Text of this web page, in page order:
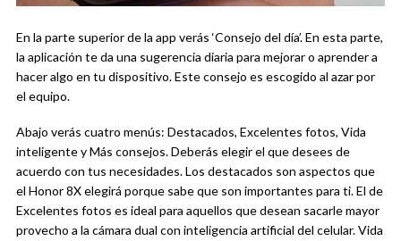
En la parte superior de la app verás ‘Consejo del día’. En esta parte,
la aplicación te da una sugerencia diaria para mejorar o aprender a
hacer algo en tu dispositivo. Este consejo es escogido al azar por
el equipo.
Abajo verás cuatro menús: Destacados, Excelentes fotos, Vida
inteligente y Más consejos. Deberás elegir el que desees de
acuerdo con tus necesidades. Los destacados son aspectos que
el Honor 8X elegirá porque sabe que son importantes para ti. El de
Excelentes fotos es ideal para aquellos que desean sacarle mayor
provecho a la cámara dual con inteligencia artificial del celular. Vida